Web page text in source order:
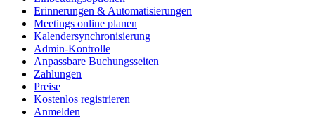
Erinnerungen & Automatisierungen
Meetings online planen
Kalendersynchronisierung
Admin-Kontrolle
Anpassbare Buchungsseiten
Zahlungen
Preise
Kostenlos registrieren
Anmelden